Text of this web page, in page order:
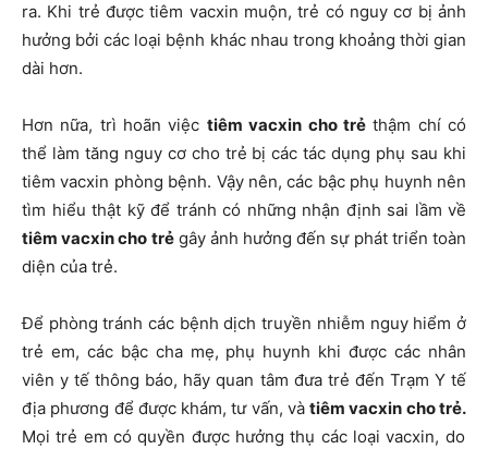
ra. Khi trẻ được tiêm vacxin muộn, trẻ có nguy cơ bị ảnh
hưởng bởi các loại bệnh khác nhau trong khoảng thời gian
dài hơn.
Hơn nữa, trì hoãn việc tiêm vacxin cho trẻthậm chí có
thể làm tăng nguy cơ cho trẻ bị các tác dụng phụ sau khi
tiêm vacxin phòng bệnh. Vậy nên, các bậc phụ huynh nên
tìm hiểu thật kỹ để tránh có những nhận định sai lầm về
tiêm vacxin cho trẻgây ảnh hưởng đến sự phát triển toàn
diện của trẻ.
Để phòng tránh các bệnh dịch truyền nhiễm nguy hiểm ở
trẻ em, các bậc cha mẹ, phụ huynh khi được các nhân
viên y tế thông báo, hãy quan tâm đưa trẻ đến Trạm Y tế
địa phương để được khám, tư vấn, vàtiêm vacxin cho trẻ.
Mọi trẻ em có quyền được hưởng thụ các loại vacxin, do